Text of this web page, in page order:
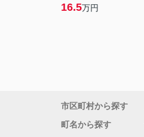
16.5万円
市区町村から探す
町名から探す